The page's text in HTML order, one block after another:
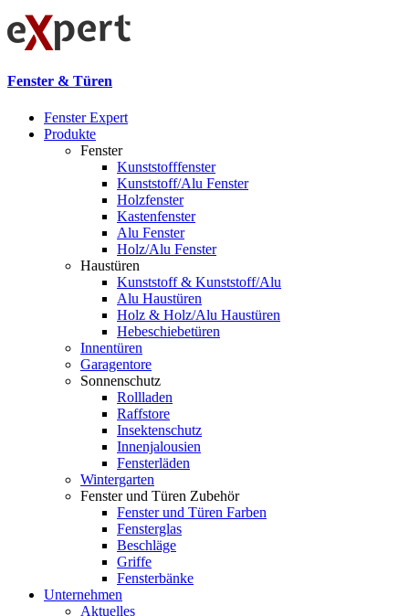
Fenster & Türen
Fenster Expert
Produkte
Fenster
Kunststofffenster
Kunststoff/Alu Fenster
Holzfenster
Kastenfenster
Alu Fenster
Holz/Alu Fenster
Haustüren
Kunststoff & Kunststoff/Alu
Alu Haustüren
Holz & Holz/Alu Haustüren
Hebeschiebetüren
Innentüren
Garagentore
Sonnenschutz
Rollladen
Raffstore
Insektenschutz
Innenjalousien
Fensterläden
Wintergarten
Fenster und Türen Zubehör
Fenster und Türen Farben
Fensterglas
Beschläge
Griffe
Fensterbänke
Unternehmen
Aktuelles